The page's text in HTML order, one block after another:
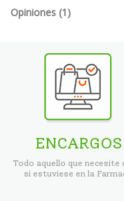
Opiniones (1)
ENCARGOS
Todo aquello que necesite
si estuviese en la